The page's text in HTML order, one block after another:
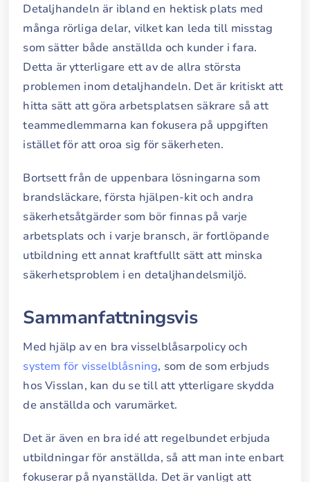
Detaljhandeln är ibland en hektisk plats med
många rörliga delar, vilket kan leda till misstag
som sätter både anställda och kunder i fara.
Detta är ytterligare ett av de allra största
problemen inom detaljhandeln. Det är kritiskt att
hitta sätt att göra arbetsplatsen säkrare så att
teammedlemmarna kan fokusera på uppgiften
istället för att oroa sig för säkerheten.
Bortsett från de uppenbara lösningarna som
brandsläckare, första hjälpen-kit och andra
säkerhetsåtgärder som bör finnas på varje
arbetsplats och i varje bransch, är fortlöpande
utbildning ett annat kraftfullt sätt att minska
säkerhetsproblem i en detaljhandelsmiljö.
Sammanfattningsvis
Med hjälp av en bra visselblåsarpolicy och
system för visselblåsning, som de som erbjuds
hos Visslan, kan du se till att ytterligare skydda
de anställda och varumärket.
Det är även en bra idé att regelbundet erbjuda
utbildningar för anställda, så att man inte enbart
fokuserar på nyanställda. Det är vanligt att